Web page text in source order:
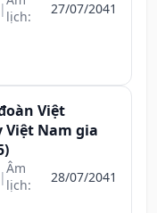
|lịch:
27/07/2041
Việt
Việt Nam gia
|Âm
lịch:
28/07/2041